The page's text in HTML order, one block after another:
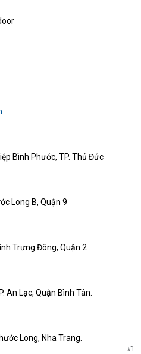
Bình Phước, TP. Thủ Đức
Long B, Quận 9
Trưng Đông, Quận 2
An Lạc, Quận Bình Tân.
Long, Nha Trang.
#1